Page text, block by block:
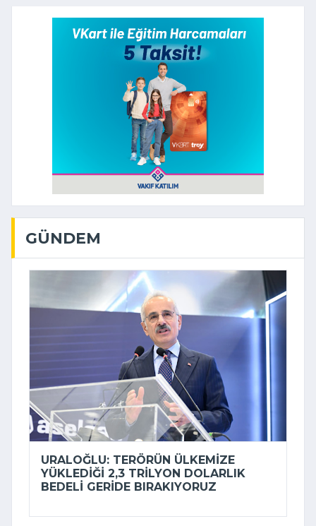
GÜNDEM
URALOĞLU: TERÖRÜN ÜLKEMIZE
YÜKLEDIĞI 2,3 TRILYON DOLARLIK
BEDELI GERIDE BIRAKIYORUZ